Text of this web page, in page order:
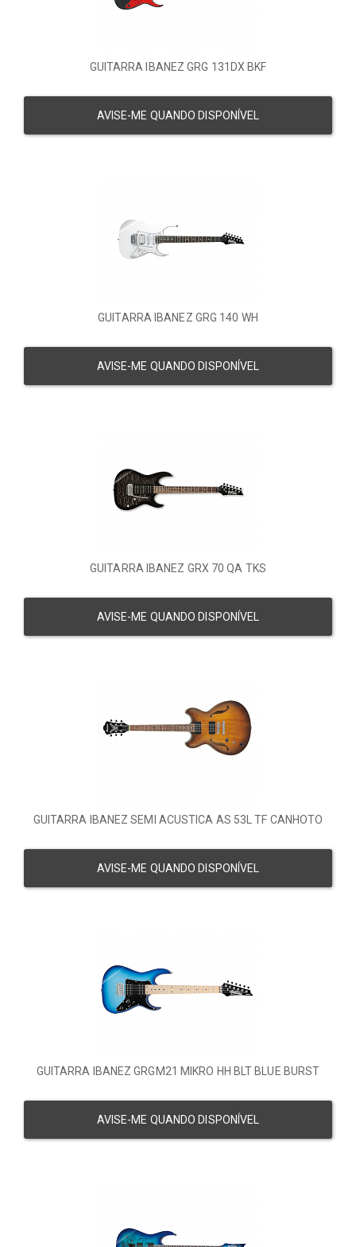
GUITARRA IBANEZ GRG 131DX BKF
AVISE-ME QUANDO DISPONÍVEL
GUITARRA IBANEZ GRG 140 WH
AVISE-ME QUANDO DISPONÍVEL
GUITARRA IBANEZ GRX 70 QA TKS
AVISE-ME QUANDO DISPONÍVEL
GUITARRA IBANEZ SEMI ACUSTICA AS 53L TF CANHOTO
AVISE-ME QUANDO DISPONÍVEL
GUITARRA IBANEZ GRGM21 MIKRO HH BLT BLUE BURST
AVISE-ME QUANDO DISPONÍVEL